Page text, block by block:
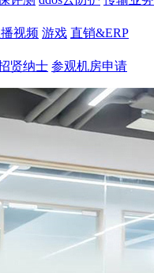
视频 游戏 直销&ERP
贤纳士 参观机房申请